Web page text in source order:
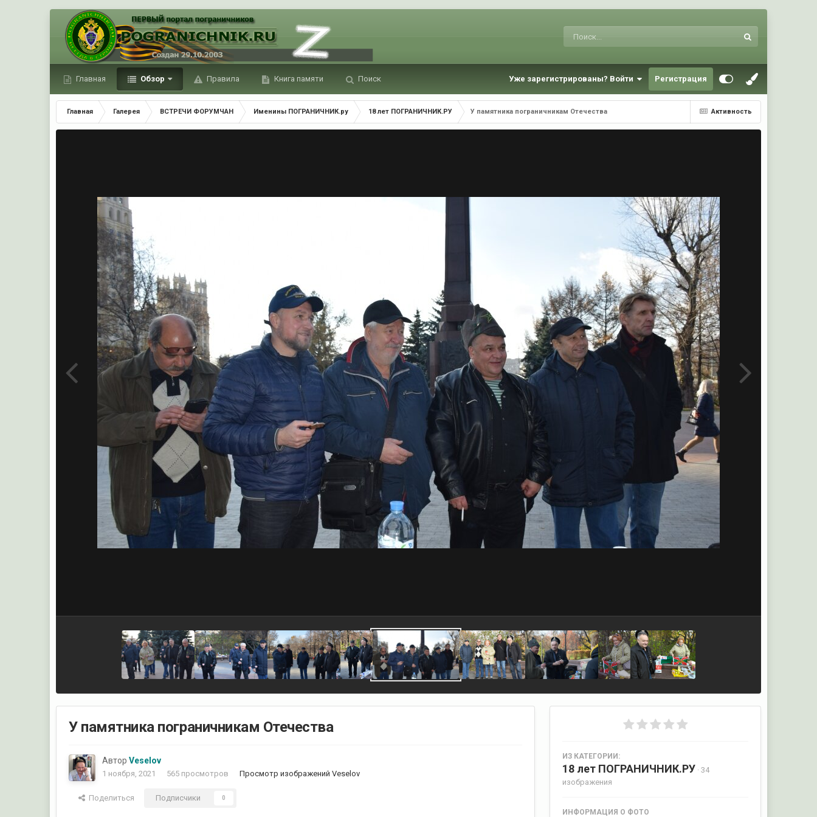
Главная Обзор Правила Книга памяти Поиск Уже зарегистрированы? Войти Регистрация
Активность
Главная Галерея ВСТРЕЧИ ФОРУМЧАН Именины ПОГРАНИЧНИК.ру 18 лет ПОГРАНИЧНИК.РУ У памятника пограничникам Отечества
У памятника пограничникам Отечества
АвторVeselov
1 ноября, 2021 565 просмотров Просмотр изображений Veselov
Поделиться Подписчики 0
ИЗ КАТЕГОРИИ:
18 лет ПОГРАНИЧНИК.РУ · 34
изображения
ИНФОРМАЦИЯ О ФОТО